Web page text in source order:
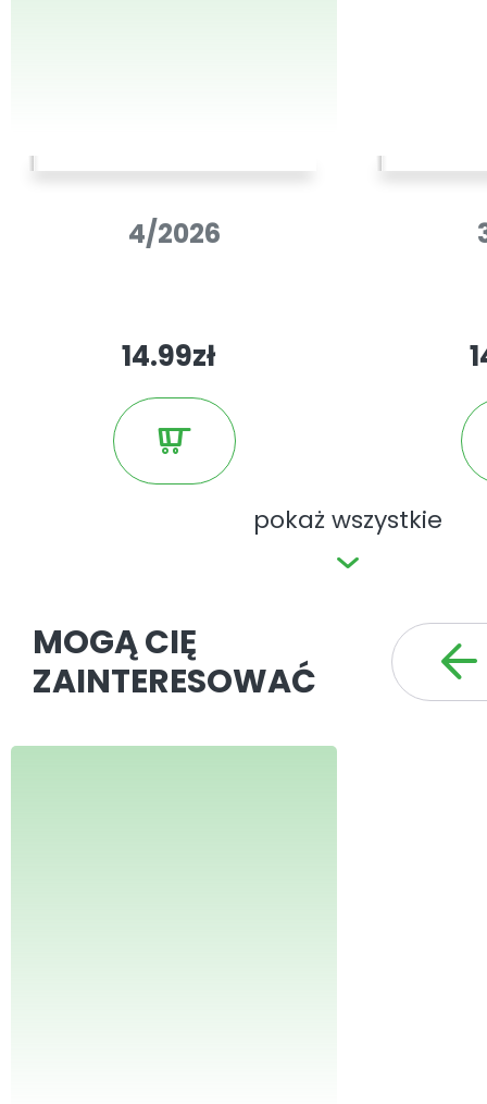
pokaż wszystkie
4/2026
14.99zł
MOGĄ CIĘ
ZAINTERESOWAĆ